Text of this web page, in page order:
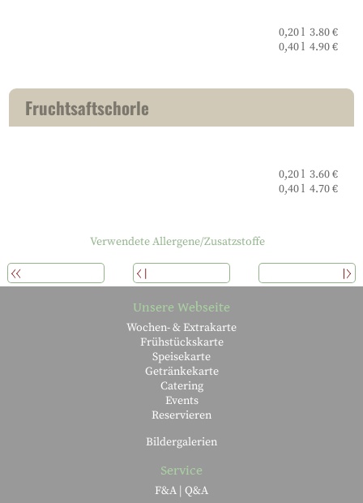
0,20 l 3.80 €
0,40 l 4.90 €
Fruchtsaftschorle
0,20 l 3.60 €
0,40 l 4.70 €
Verwendete Allergene/Zusatzstoffe
Unsere Webseite
Wochen- & Extrakarte
Frühstückskarte
Speisekarte
Getränkekarte
Catering
Events
Reservieren
Bildergalerien
Service
F&A | Q&A